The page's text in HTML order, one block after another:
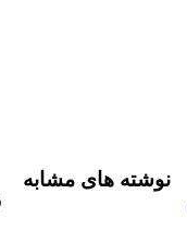
نوشته های مشابه